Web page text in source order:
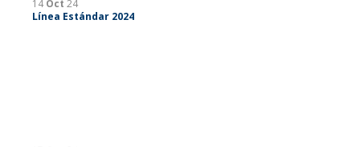
14Oct 24
Línea Estándar 2024